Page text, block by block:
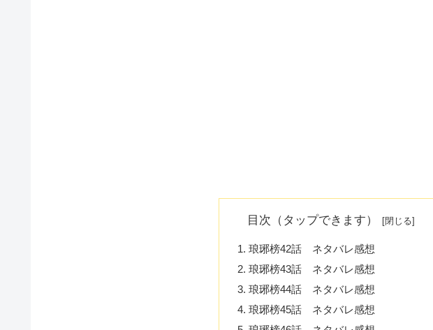
目次（タップできます）
琅琊榜42話 ネタバレ感想
琅琊榜43話 ネタバレ感想
琅琊榜44話 ネタバレ感想
琅琊榜45話 ネタバレ感想